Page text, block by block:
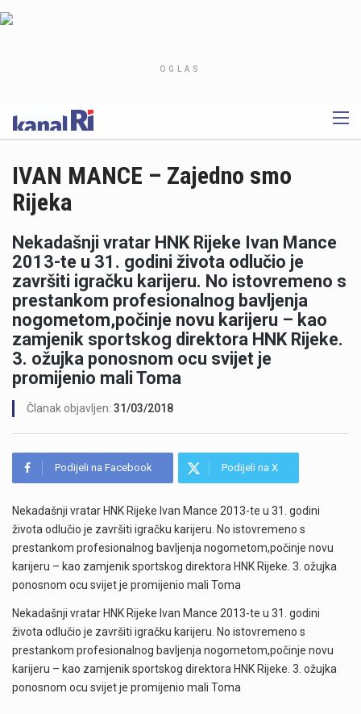
OGLAS
IVAN MANCE – Zajedno smo
Rijeka
Nekadašnji vratar HNK Rijeke Ivan Mance
2013-te u 31. godini života odlučio je
završiti igračku karijeru. No istovremeno s
prestankom profesionalnog bavljenja
nogometom,počinje novu karijeru – kao
zamjenik sportskog direktora HNK Rijeke.
3. ožujka ponosnom ocu svijet je
promijenio mali Toma
Članak objavljen: 31/03/2018
Podijeli na Facebook Podijeli na X
Nekadašnji vratar HNK Rijeke Ivan Mance 2013-te u 31. godini
života odlučio je završiti igračku karijeru. No istovremeno s
prestankom profesionalnog bavljenja nogometom,počinje novu
karijeru – kao zamjenik sportskog direktora HNK Rijeke. 3. ožujka
ponosnom ocu svijet je promijenio mali Toma
Nekadašnji vratar HNK Rijeke Ivan Mance 2013-te u 31. godini
života odlučio je završiti igračku karijeru. No istovremeno s
prestankom profesionalnog bavljenja nogometom,počinje novu
karijeru – kao zamjenik sportskog direktora HNK Rijeke. 3. ožujka
ponosnom ocu svijet je promijenio mali Toma